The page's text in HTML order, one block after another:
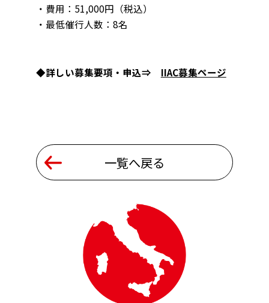
・費用：51,000円（税込）
・最低催行人数：8名
◆詳しい募集要項・申込⇒ IIAC募集ページ
一覧へ戻る